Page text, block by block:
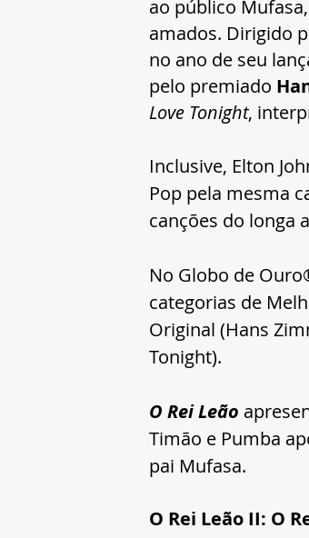
ao público
amados. Dirigido
no ano de seu
pelo premiado
Love Tonight,
Inclusive, Elton
Pop pela mesma
canções do longa
No Globo de
categorias de
Original (Hans
Tonight).
O Rei Leão
Timão e Pumba
pai Mufasa.
O Rei Leão II: O